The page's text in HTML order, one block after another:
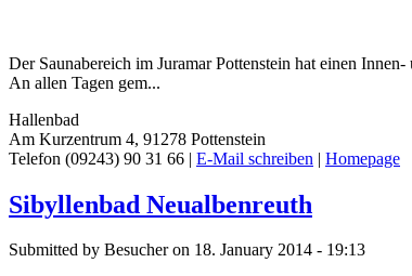
Der Saunabereich im Juramar Pottenstein hat einen
An allen Tagen gem...
Hallenbad
Am Kurzentrum 4, 91278 Pottenstein
Telefon (09243) 90 31 66 | E-Mail schreiben | Homepage
Sibyllenbad Neualbenreuth
Submitted by Besucher on 18. January 2014 - 19:13